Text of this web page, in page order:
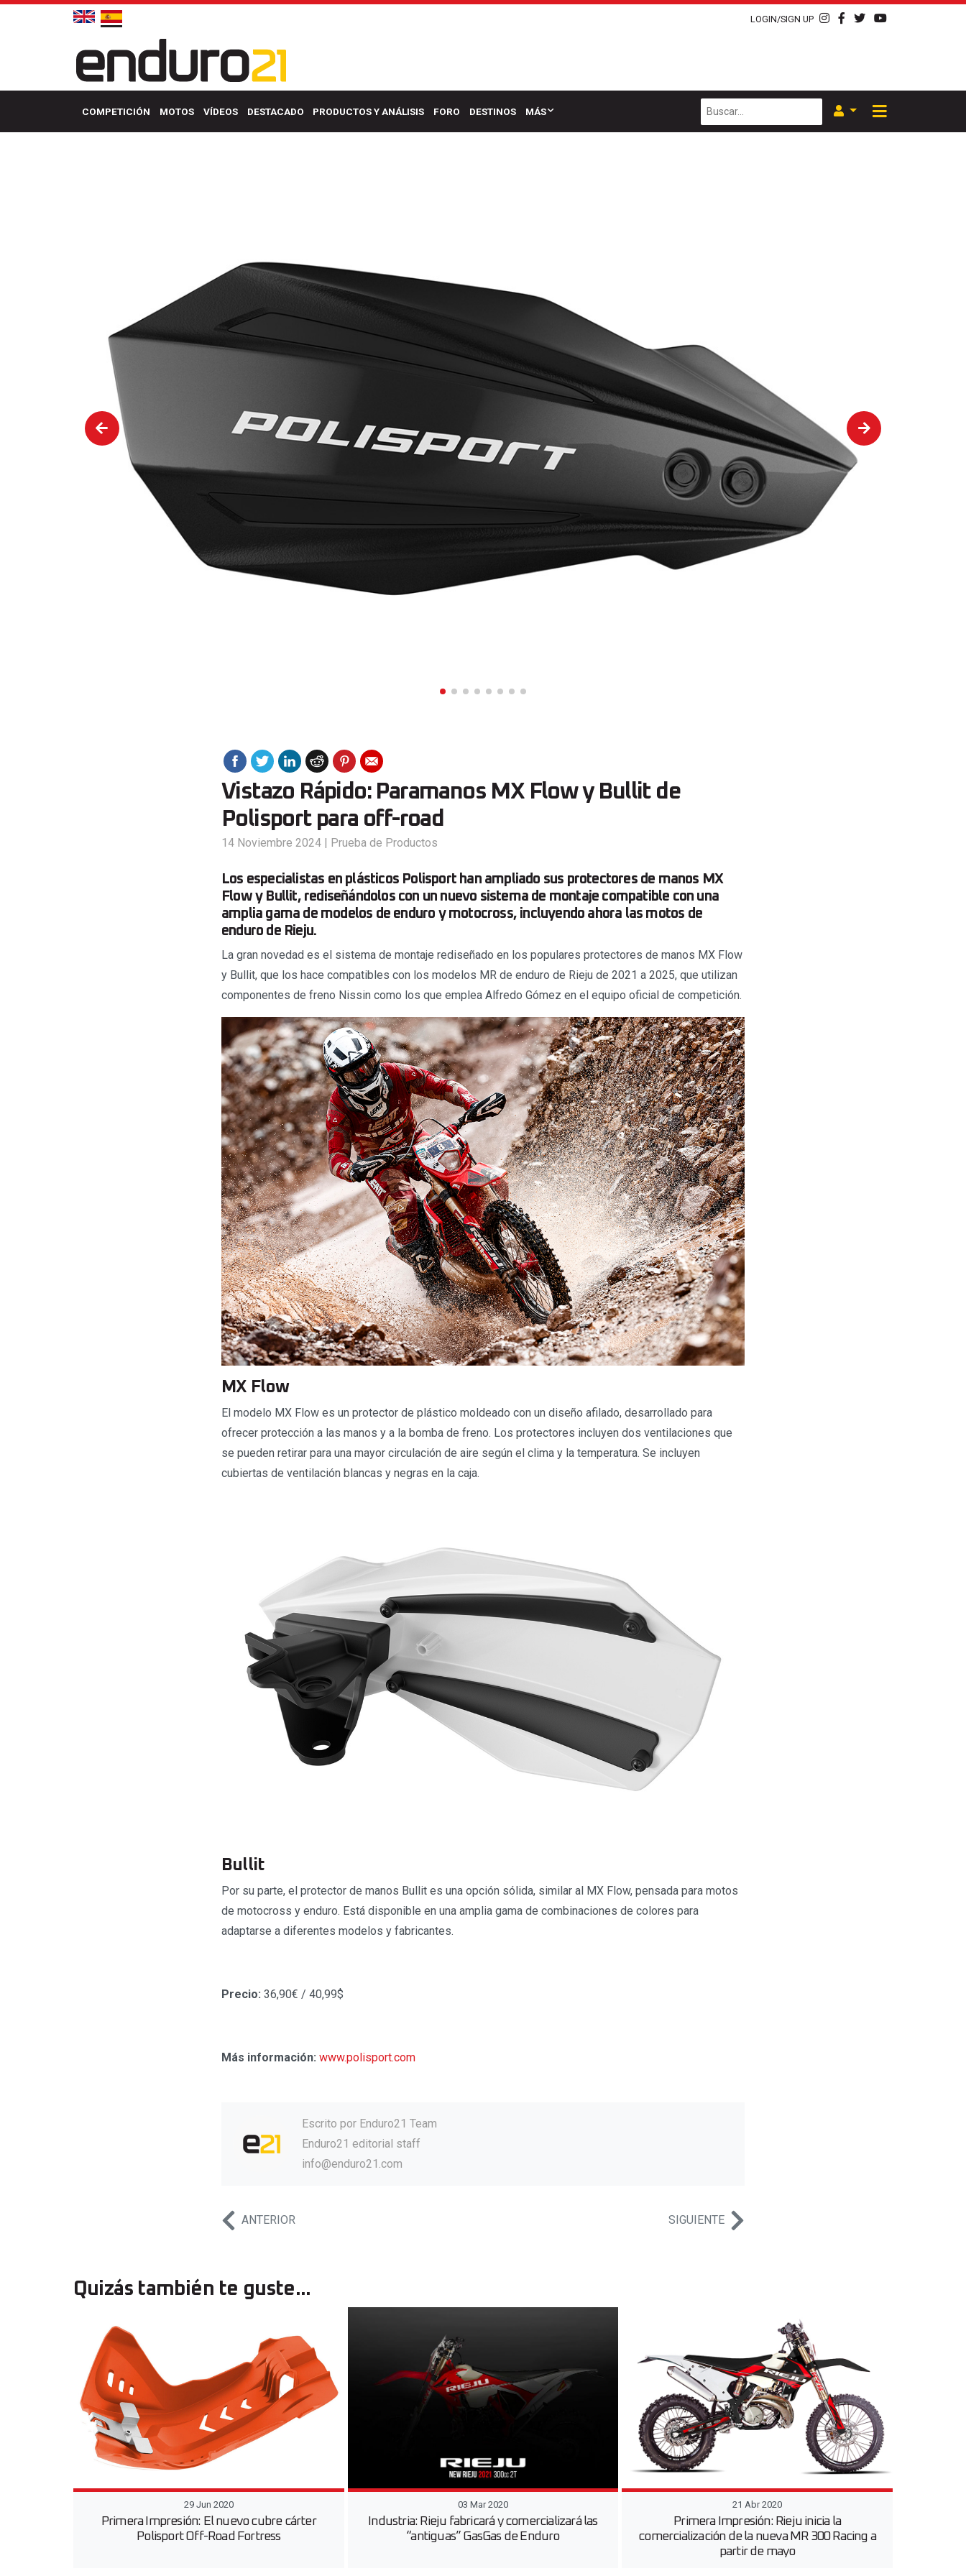
LOGIN/SIGN UP
COMPETICIÓN MOTOS VÍDEOS DESTACADO PRODUCTOS Y ANÁLISIS FORO DESTINOS MÁS
Vistazo Rápido: Paramanos MX Flow y Bullit de
Polisport para off-road
14 Noviembre 2024 | Prueba de Productos
Los especialistas en plásticos Polisport han ampliado sus protectores de manos MX
Flow y Bullit, rediseñándolos con un nuevo sistema de montaje compatible con una
amplia gama de modelos de enduro y motocross, incluyendo ahora las motos de
enduro de Rieju.
La gran novedad es el sistema de montaje rediseñado en los populares protectores de manos MX Flow
y Bullit, que los hace compatibles con los modelos MR de enduro de Rieju de 2021 a 2025, que utilizan
componentes de freno Nissin como los que emplea Alfredo Gómez en el equipo oficial de competición.
MX Flow
El modelo MX Flow es un protector de plástico moldeado con un diseño afilado, desarrollado para
ofrecer protección a las manos y a la bomba de freno. Los protectores incluyen dos ventilaciones que
se pueden retirar para una mayor circulación de aire según el clima y la temperatura. Se incluyen
cubiertas de ventilación blancas y negras en la caja.
Bullit
Por su parte, el protector de manos Bullit es una opción sólida, similar al MX Flow, pensada para motos
de motocross y enduro. Está disponible en una amplia gama de combinaciones de colores para
adaptarse a diferentes modelos y fabricantes.
Precio: 36,90€ / 40,99$
Más información: www.polisport.com
Escrito por Enduro21 Team
Enduro21 editorial staff
info@enduro21.com
ANTERIOR SIGUIENTE
Quizás también te guste...
29 Jun 2020
Primera Impresión: El nuevo cubre cárter
Polisport Off-Road Fortress
03 Mar 2020
Industria: Rieju fabricará y comercializará las
“antiguas” GasGas de Enduro
21 Abr 2020
Primera Impresión: Rieju inicia la
comercialización de la nueva MR 300 Racing a
partir de mayo